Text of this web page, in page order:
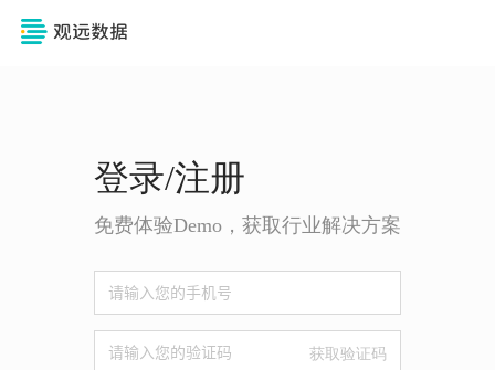
登录/注册
免费体验Demo，获取行业解决方案
获取验证码